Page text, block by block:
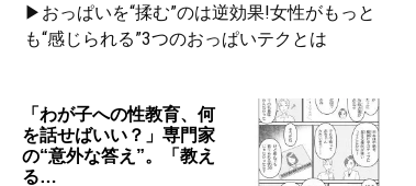
▶おっぱいを“揉む”のは逆効果!女性がもっと
も“感じられる”3つのおっぱいテクとは
「わが子への性教育、何
を話せばいい？」専門家
の“意外な答え”。「教え
る…